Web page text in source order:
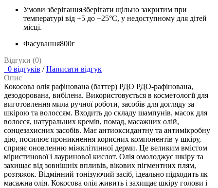
Умови зберіганняЗберігати щільно закритим при
температурі від +5 до +25°C, у недоступному для дітей
місці.
Фасування800г
Відгуки (0)
0 відгуків / Написати відгук
Опис
Кокосова олія рафінована (баттер) РДО РДО-рафінована,
дезодорована, вибілена. Використовується в косметології для
виготовлення мила ручної роботи, засобів для догляду за
шкірою та волоссям. Входить до складу шампунів, масок для
волосся, натуральних кремів, помад, масажних олій,
сонцезахисних засобів. Має антиоксидантну та антимікробну
дію, посилює проникнення корисних компонентів у шкіру,
сприяє оновленню міжклітинної дерми. Це великим вмістом
міристинової і лауринової кислот. Олія омолоджує шкіру та
захищає від зовнішніх впливів, вікових пігментних плям,
розтяжок. Відмінний тонізуючий засіб, ідеально підходить як
масажна олія. Кокосова олія живить і захищає шкіру голови і